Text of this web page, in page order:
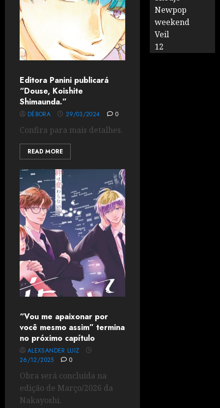
Editora Panini publicará
“Douse, Koishite
Shimaunda.”
DÉBORA 29/03/2024 0
Confira para mais detalhes.
READ MORE
“Vou me apaixonar por
você mesmo assim” termina
no próximo capítulo
ALEXSANDER LUIZ
26/12/2025
0
Obra será concluída na
edição de Março/2026 da
Nakayoshi.
Newpop
weekend
Veil
12